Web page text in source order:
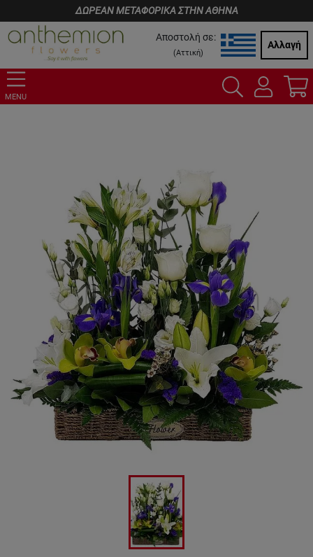
ΔΩΡΕΑΝ ΜΕΤΑΦΟΡΙΚΑ ΣΤΗΝ ΑΘΗΝΑ
Αποστολή σε:
(Αττική)
Αλλαγή
MENU